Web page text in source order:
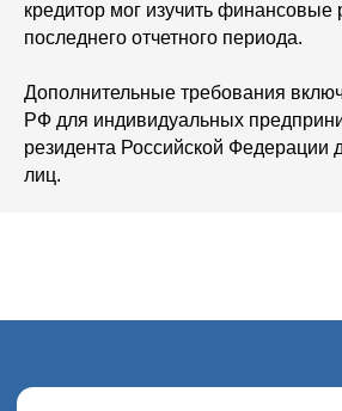
кредитор мог изучить финансовые
последнего отчетного периода.
Дополнительные требования
РФ для индивидуальных
резидента Российской Федерации
лиц.